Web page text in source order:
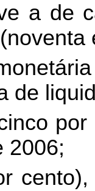
a de
de
2006;